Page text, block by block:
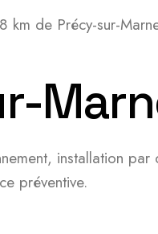
de Précy-sur-
installation
préventive.